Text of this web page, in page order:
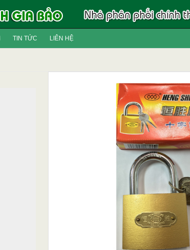
TIN TỨC LIÊN HỆ